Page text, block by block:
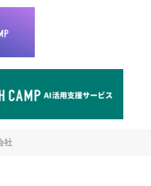
能な場合や、個人情報保護法の定
情報以外の情報については、原則
青山タワープレイス6階
v.co.jp
れるかどうかは任意によるもので
社